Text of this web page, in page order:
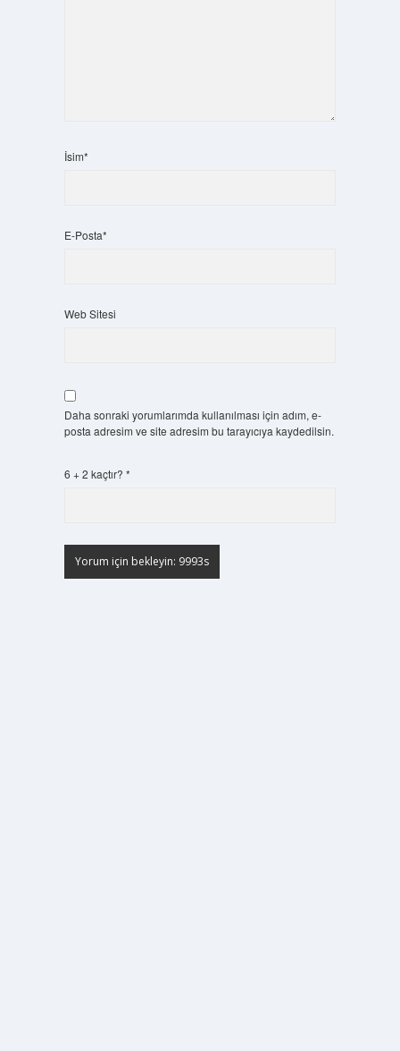
İsim*
E-Posta*
Web Sitesi
Daha sonraki yorumlarımda kullanılması için adım, e-
posta adresim ve site adresim bu tarayıcıya kaydedilsin.
6 + 2 kaçtır? *